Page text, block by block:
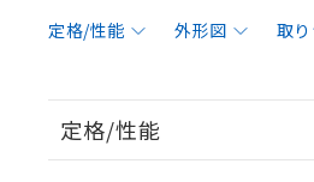
定格/性能 外形図 取
定格/性能